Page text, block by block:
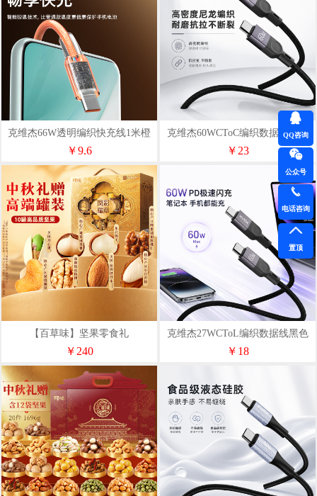
克维杰66W透明编织快充线1米橙
色KV-AC6A10C
￥9.6
克维杰60WCToC编织数据线黑色
1MKV-CC10N
￥23
【百草味】坚果零食礼
盒-1120g（凤彩瑞章）
￥240
克维杰27WCToL编织数据线黑色
1MKV-CL10N
￥18
QQ咨询
公众号
电话咨询
置顶